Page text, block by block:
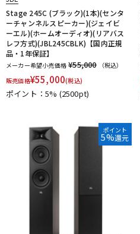
Stage 245C (ブラック)(1本)(センタ
ーチャンネルスピーカー)(ジェイビ
ーエル)(ホームオーディオ)(リアバス
レフ方式)(JBL245CBLK)【国内正規
品・1年保証】
メーカー希望小売価格 ¥55,000
（税込）
販売価格¥55,000(税込)
ポイント：5% (2500pt)
ポイント
5%還元